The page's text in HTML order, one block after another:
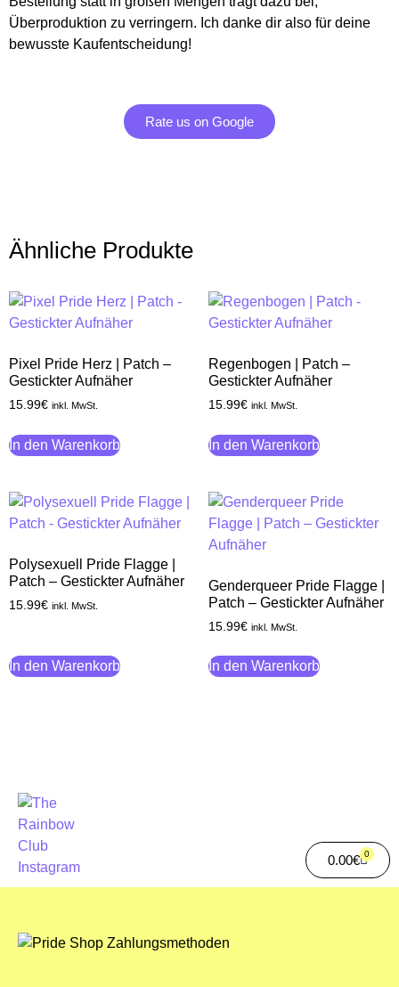
Überproduktion zu verringern. Ich danke dir also für deine
bewusste Kaufentscheidung!
Rate us on Google
Ähnliche Produkte
Pixel Pride Herz | Patch –
Gestickter Aufnäher
15.99€ inkl. MwSt.
In den Warenkorb
Regenbogen | Patch –
Gestickter Aufnäher
15.99€ inkl. MwSt.
In den Warenkorb
Polysexuell Pride Flagge |
Patch – Gestickter Aufnäher
15.99€ inkl. MwSt.
In den Warenkorb
Genderqueer Pride Flagge |
Patch – Gestickter Aufnäher
15.99€ inkl. MwSt.
In den Warenkorb
0.00€ 0